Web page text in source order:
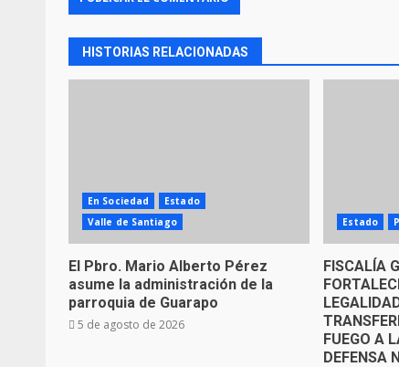
HISTORIAS RELACIONADAS
En Sociedad
Estado
Valle de Santiago
El Pbro. Mario Alberto Pérez
asume la administración de la
parroquia de Guarapo
5 de agosto de 2026
Estado
FISCALÍA
FUEGO A
DEFENSA